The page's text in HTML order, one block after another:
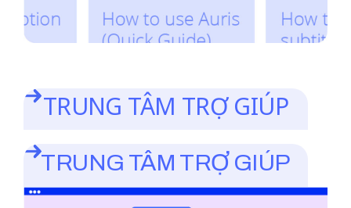
TRUNG TÂM TRỢ GIÚP
TRUNG TÂM TRỢ GIÚP